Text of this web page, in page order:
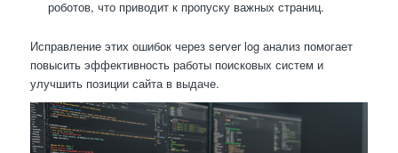
роботов, что приводит к пропуску важных страниц.
Исправление этих ошибок через server log анализ помогает
повысить эффективность работы поисковых систем и
улучшить позиции сайта в выдаче.